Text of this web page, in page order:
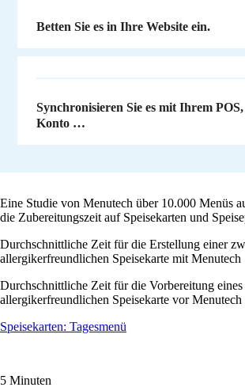
Betten Sie es in Ihre Website ein.
Synchronisieren Sie es mit Ihrem
Konto …
Eine Studie von Menutech über 10.000 Menüs
die Zubereitungszeit auf Speisekarten und
Durchschnittliche Zeit für die Erstellung einer
allergikerfreundlichen Speisekarte mit Menutech
Durchschnittliche Zeit für die Vorbereitung
allergikerfreundlichen Speisekarte vor Menutech
Speisekarten: Tagesmenü
5 Minuten